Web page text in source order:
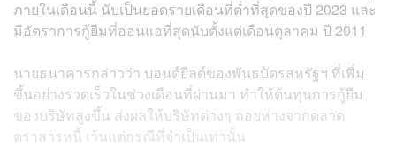
ภายในเดือนนี้ นับเป็นยอดรายเดือนที่ต่ำที่สุดของปี 2023 และ
มีอัตราการกู้ยืมที่อ่อนแอที่สุดนับตั้งแต่เดือนตุลาคม ปี 2011
นายธนาคารกล่าวว่า บอนด์ยีลด์ของพันธบัตรสหรัฐฯ ที่เพิ่ม
ขึ้นอย่างรวดเร็วในช่วงเดือนที่ผ่านมา ทำให้ต้นทุนการกู้ยืม
ของบริษัทสูงขึ้น ส่งผลให้บริษัทต่างๆ ถอยห่างจากตลาด
ตราสารหนี้ เว้นแต่กรณีที่จำเป็นเท่านั้น